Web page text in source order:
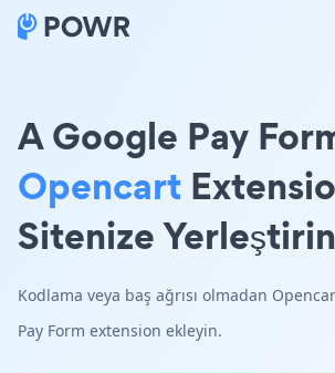
A Google Pay
Opencart
Sitenize Yerleştirin
Kodlama veya baş ağrısı olmadan
Pay Form extension ekleyin.